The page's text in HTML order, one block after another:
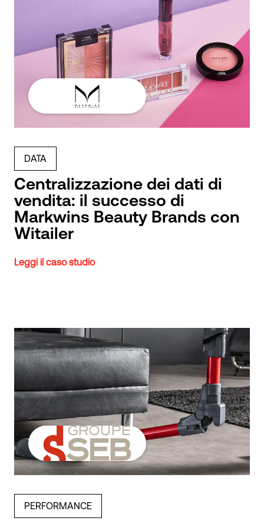
DATA
Centralizzazione dei dati di
vendita: il successo di
Markwins Beauty Brands con
Witailer
Leggi il caso studio
PERFORMANCE